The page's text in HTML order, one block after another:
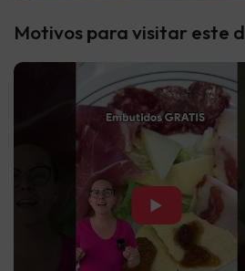
Motivos para visitar este
▶